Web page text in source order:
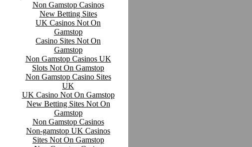
Non Gamstop Casinos
New Betting Sites
UK Casinos Not On
Gamstop
Casino Sites Not On
Gamstop
Non Gamstop Casinos UK
Slots Not On Gamstop
Non Gamstop Casino Sites
UK
UK Casino Not On Gamstop
New Betting Sites Not On
Gamstop
Non Gamstop Casinos
Non-gamstop UK Casinos
Sites Not On Gamstop